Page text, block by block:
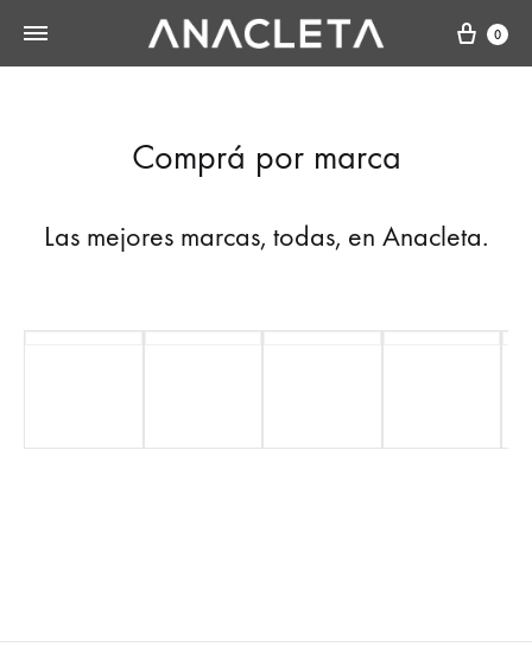
Cart
0
Comprá por marca
Las mejores marcas, todas, en Anacleta.